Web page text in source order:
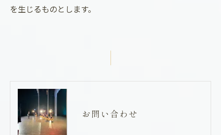
を生じるものとします。
お問い合わせ